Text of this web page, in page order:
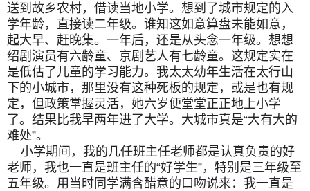
送到故乡农村，借读当地小学。想到了城市规定的入
学年龄，直接读二年级。谁知这如意算盘未能如意，
起大早、赶晚集。一年后，还是从头念一年级。想想
绍剧演员有六龄童、京剧艺人有七龄童。这规定实在
是低估了儿童的学习能力。我太太幼年生活在太行山
下的小城市，那里没有这种死板的规定，或是也有规
定，但政策掌握灵活，她六岁便堂堂正正地上小学
了。结果比我早两年进了大学。大城市真是“大有大的
难处”。
小学期间，我的几任班主任老师都是认真负责的好
老师，我也一直是班主任的“好学生”，特别是三年级至
五年级。用当时同学满含醋意的口吻说来：我一直是